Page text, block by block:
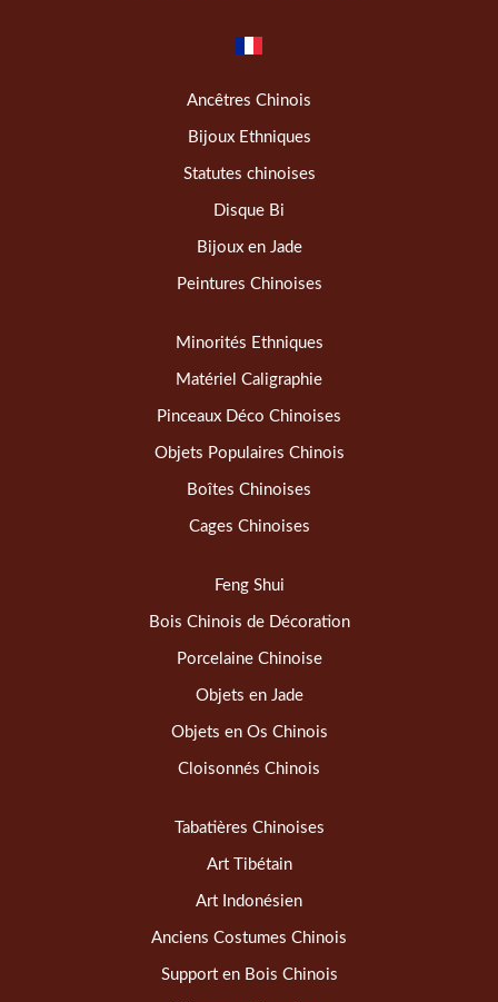
Ancêtres Chinois
Bijoux Ethniques
Statutes chinoises
Disque Bi
Bijoux en Jade
Peintures Chinoises
Minorités Ethniques
Matériel Caligraphie
Pinceaux Déco Chinoises
Objets Populaires Chinois
Boîtes Chinoises
Cages Chinoises
Feng Shui
Bois Chinois de Décoration
Porcelaine Chinoise
Objets en Jade
Objets en Os Chinois
Cloisonnés Chinois
Tabatières Chinoises
Art Tibétain
Art Indonésien
Anciens Costumes Chinois
Support en Bois Chinois